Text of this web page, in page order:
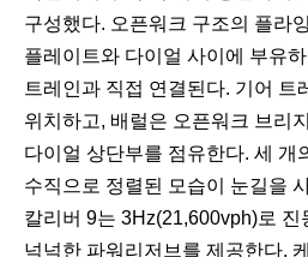
구성했다. 오픈워크 구조의 플라
플레이트와 다이얼 사이에 부유
트레인과 직접 연결된다. 기어 트
위치하고, 배럴은 오픈워크 브리
다이얼 상단부를 점유한다. 세 개
수직으로 정렬된 모습이 눈길을
칼리버 9는 3Hz(21,600vph)로 진
넉넉한 파워리저브를 제공한다.